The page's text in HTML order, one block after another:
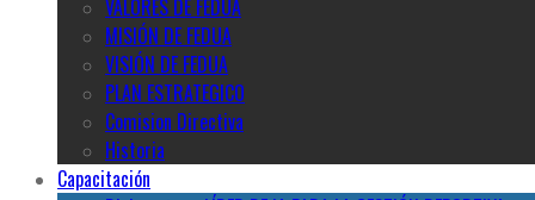
VALORES DE FEDUA
MISIÓN DE FEDUA
VISIÓN DE FEDUA
PLAN ESTRATEGICO
Comision Directiva
Historia
Capacitación